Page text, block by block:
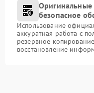
безопасное
Использование
аккуратная работа с
резервное
восстановление